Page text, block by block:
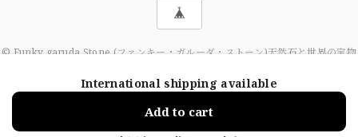
© Funky garuda Stone (ファンキー・ガルーダ・ストーン)天然石と世界の宝物
International shipping available
Add to cart